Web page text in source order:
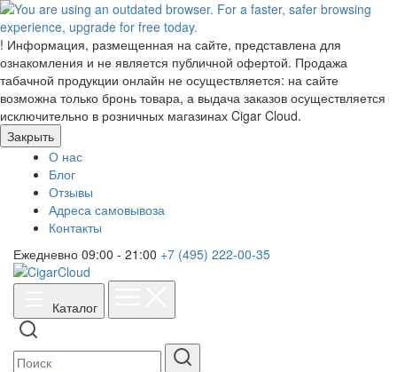
! Информация, размещенная на сайте, представлена для
ознакомления и не является публичной офертой. Продажа
табачной продукции онлайн не осуществляется: на сайте
возможна только бронь товара, а выдача заказов осуществляется
исключительно в розничных магазинах Cigar Cloud.
Закрыть
О нас
Блог
Отзывы
Адреса самовывоза
Контакты
Ежедневно 09:00 - 21:00 +7 (495) 222-00-35
Каталог